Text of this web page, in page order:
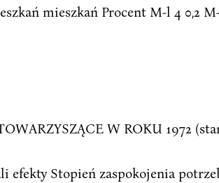
mieszkań Procent M-l 4 0,2
W ROKU 1972
efekty Stopień zaspokojenia